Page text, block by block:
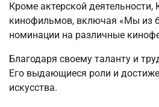
Кроме актерской
кинофильмов, включая «Мы из
номинации на различные
Благодаря своему таланту и
Его выдающиеся роли и
искусства.